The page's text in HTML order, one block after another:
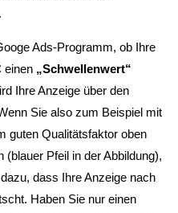
Ads-Programm, ob Ihre
einen „Schwellenwert“
Ihre Anzeige über den
Sie also zum Beispiel mit
guten Qualitätsfaktor oben
Pfeil in der Abbildung),
dass Ihre Anzeige nach
Haben Sie nur einen